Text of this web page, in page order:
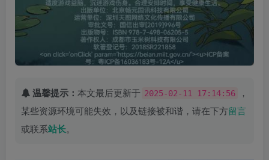
温馨提示： 本文最后更新于 2025-02-11 17:14:56
，
某些资源环境可能失效，以及链接被和谐，请在下方留言
或联系站长。